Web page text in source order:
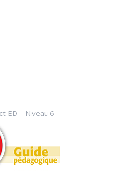
ED – Niveau 6